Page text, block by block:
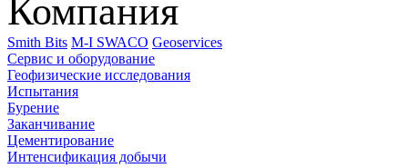
Компания
Smith Bits M-I SWACO Geoservices
Сервис и оборудование
Геофизические исследования
Испытания
Бурение
Заканчивание
Цементирование
Интенсификация добычи